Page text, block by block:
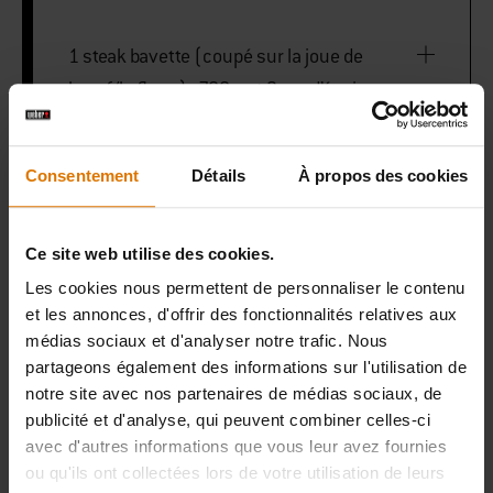
Consentement Détails À propos des cookies
Ce site web utilise des cookies.
Les cookies nous permettent de personnaliser le contenu
et les annonces, d'offrir des fonctionnalités relatives aux
médias sociaux et d'analyser notre trafic. Nous
partageons également des informations sur l'utilisation de
notre site avec nos partenaires de médias sociaux, de
publicité et d'analyse, qui peuvent combiner celles-ci
avec d'autres informations que vous leur avez fournies
ou qu'ils ont collectées lors de votre utilisation de leurs
1 steak bavette (coupé sur la joue de
bœuf/le flanc) ; 700 g et 2 cm d’épaisseur,
pince pour barbecue
PRINT THIS LIST